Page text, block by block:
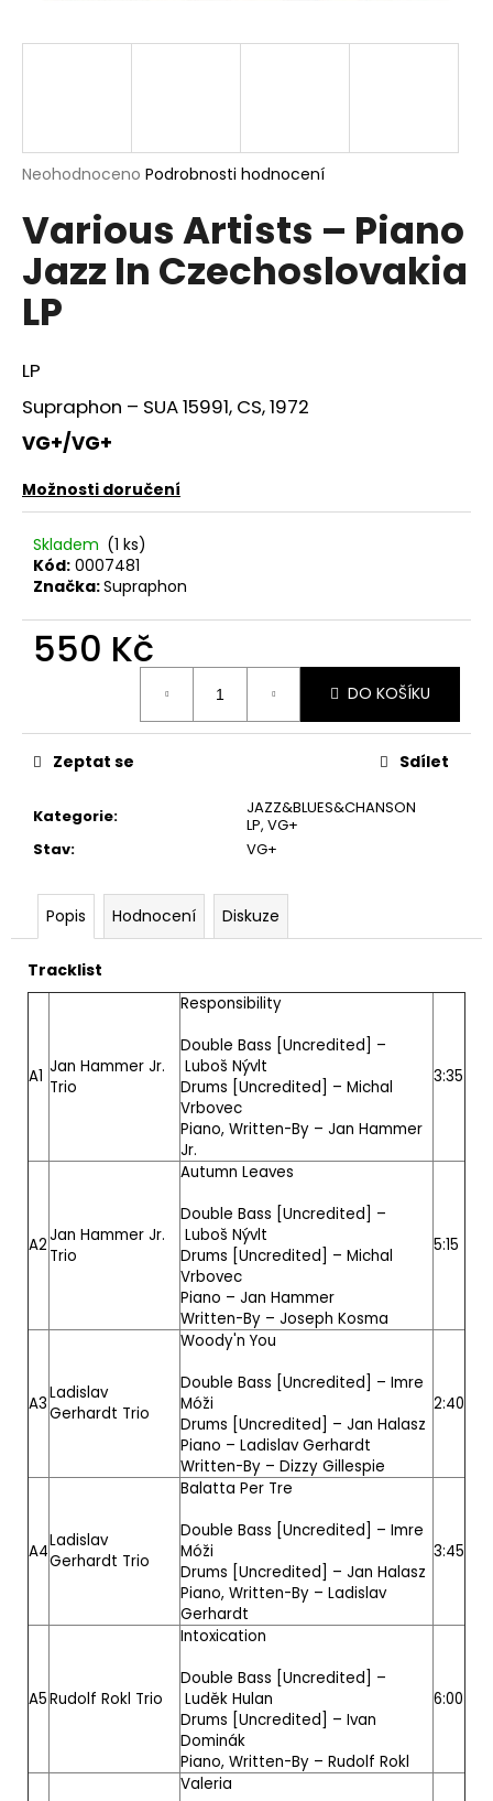
Průměrné
produktu
je
0,0
z
5
hvězdiček.
Neohodnoceno Podrobnosti hodnocení
Various Artists – Piano
Jazz In Czechoslovakia
LP
LP
Supraphon – SUA 15991, CS, 1972
VG+/VG+
Možnosti doručení
Skladem (1 ks)
Kód: 0007481
Značka:Supraphon
550 Kč
DO KOŠÍKU
Kategorie:
JAZZ&BLUES&CHANSON
LP, VG+
Stav: VG+
Zeptat se Sdílet
Popis Hodnocení Diskuze
Tracklist
A1 Jan Hammer Jr.
Trio
Responsibility
Double Bass [Uncredited] –
Luboš Nývlt
Drums [Uncredited] – Michal
Vrbovec
Piano, Written-By – Jan Hammer
Jr.
3:35
A2Jan Hammer Jr.
Trio
Autumn Leaves
Double Bass [Uncredited] –
Luboš Nývlt
Drums [Uncredited] – Michal
Vrbovec
Piano – Jan Hammer
Written-By – Joseph Kosma
5:15
A3
Ladislav
Gerhardt Trio
Woody'n You
Double Bass [Uncredited] – Imre
Móži
Drums [Uncredited] – Jan Halasz
Piano – Ladislav Gerhardt
Written-By – Dizzy Gillespie
2:40
A4
Ladislav
Gerhardt Trio
Balatta Per Tre
Double Bass [Uncredited] – Imre
Móži
Drums [Uncredited] – Jan Halasz
Piano, Written-By – Ladislav
Gerhardt
3:45
A5Rudolf Rokl Trio
Intoxication
Double Bass [Uncredited] –
Luděk Hulan
Drums [Uncredited] – Ivan
Dominák
Piano, Written-By – Rudolf Rokl
6:00
Valeria
j
?
o
p
r
č
u
e
m
e
ARMAGEDDON
LP
350
Původně:
450
Kč